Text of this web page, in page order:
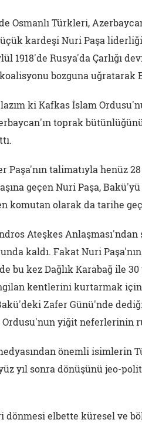
Osmanlı Türkleri,
kardeşi Nuri Paşa
1918'de Rusya'da Çarlığı
bozguna uğratarak
ki Kafkas İslam
toprak
Paşa'nın talimatıyla henüz
geçen Nuri Paşa,
komutan olarak da tarihe
Ateşkes
kaldı. Fakat Nuri
bu kez Dağlık Karabağ ile
kentlerini kurtarmak için
Zafer Günü'nde
Ordusu'nun yiğit neferlerinin
önemli isimlerin
yıl sonra dönüşünü jeo-
dönmesi elbette küresel ve